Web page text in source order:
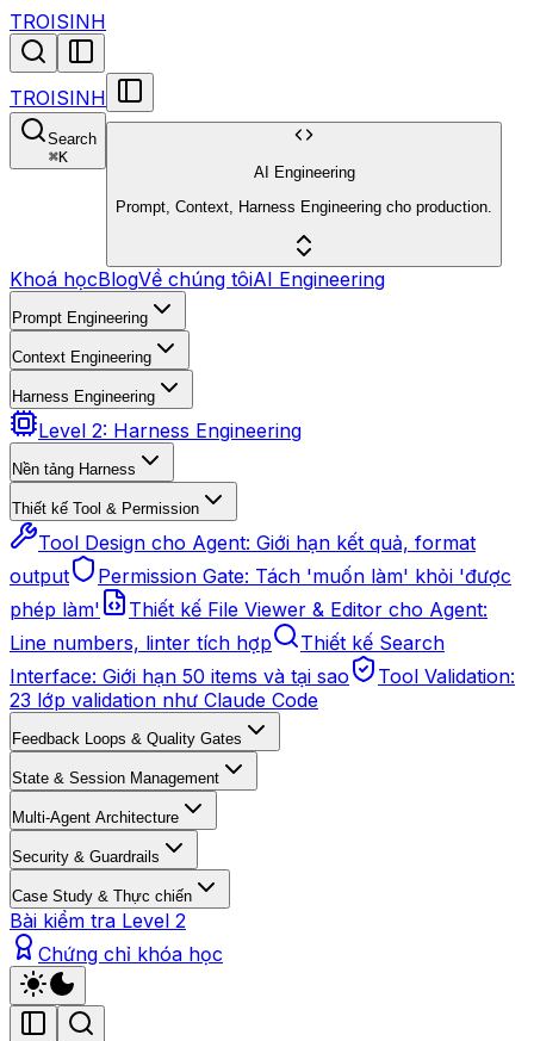
TROISINH
TROISINH
Search
⌘K
AI Engineering
Prompt, Context, Harness Engineering cho production.
Khoá họcBlogVề chúng tôiAI Engineering
Prompt Engineering
Context Engineering
Harness Engineering
Level 2: Harness Engineering
Nền tảng Harness
Thiết kế Tool & Permission
Tool Design cho Agent: Giới hạn kết quả, format
output
Permission Gate: Tách 'muốn làm' khỏi 'được
phép làm'
Thiết kế File Viewer & Editor cho Agent:
Line numbers, linter tích hợp
Thiết kế Search
Interface: Giới hạn 50 items và tại sao
Tool Validation:
23 lớp validation như Claude Code
Feedback Loops & Quality Gates
State & Session Management
Multi-Agent Architecture
Security & Guardrails
Case Study & Thực chiến
Bài kiểm tra Level 2
Chứng chỉ khóa học